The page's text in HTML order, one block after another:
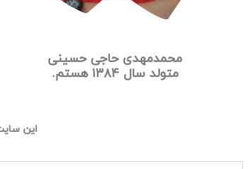
محمدمهدی حاجی حسینی
متولد سال ۱۳۸۴ هستم.
این